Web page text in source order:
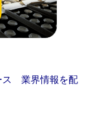
ス 業界情報を配